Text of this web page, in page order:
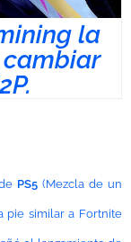
la
cambiar
PS5(Mezcla de un
pie similar a Fortnite